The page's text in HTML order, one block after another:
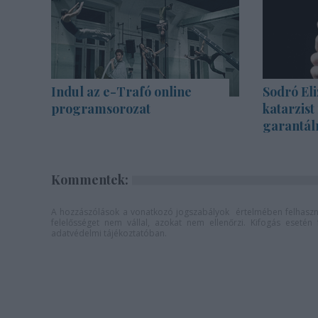
Indul az e-Trafó online
programsorozat
Sodró
katarzist
Kommentek: